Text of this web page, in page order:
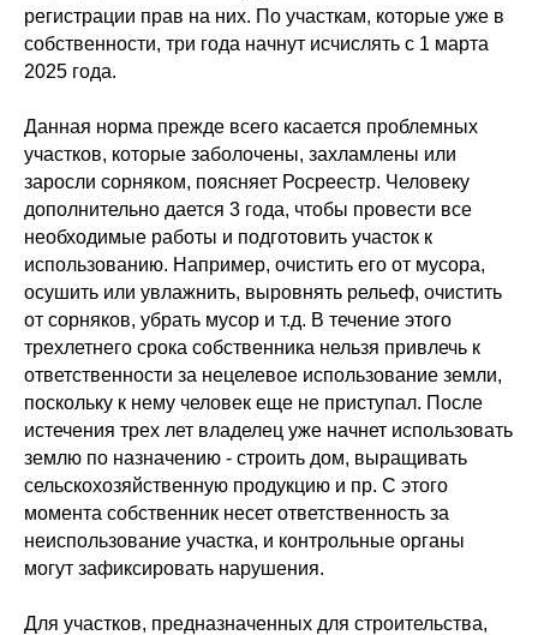
регистрации прав на них. По участкам, которые уже в
собственности, три года начнут исчислять с 1 марта
2025 года.
Данная норма прежде всего касается проблемных
участков, которые заболочены, захламлены или
заросли сорняком, поясняет Росреестр. Человеку
дополнительно дается 3 года, чтобы провести все
необходимые работы и подготовить участок к
использованию. Например, очистить его от мусора,
осушить или увлажнить, выровнять рельеф, очистить
от сорняков, убрать мусор и т.д. В течение этого
трехлетнего срока собственника нельзя привлечь к
ответственности за нецелевое использование земли,
поскольку к нему человек еще не приступал. После
истечения трех лет владелец уже начнет использовать
землю по назначению - строить дом, выращивать
сельскохозяйственную продукцию и пр. С этого
момента собственник несет ответственность за
неиспользование участка, и контрольные органы
могут зафиксировать нарушения.
Для участков, предназначенных для строительства,